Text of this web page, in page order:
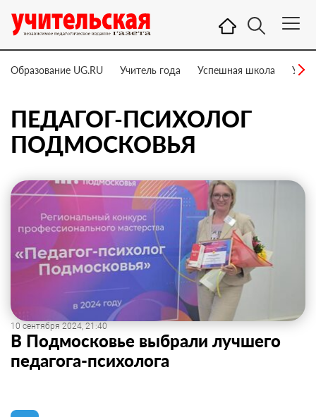
Образование UG.RU Учитель года Успешная школа
ПЕДАГОГ-ПСИХОЛОГ
ПОДМОСКОВЬЯ
10 сентября 2024, 21:40
В Подмосковье выбрали лучшего
педагога-психолога